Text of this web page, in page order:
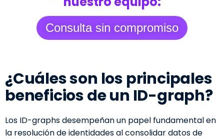
Consulta sin compromiso
¿Cuáles son los principales
beneficios de un ID-graph?
Los ID-graphs desempeñan un papel fundamental en
la resolución de identidades al consolidar datos de